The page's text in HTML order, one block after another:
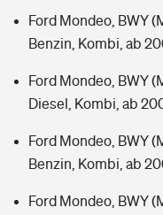
Ford Mondeo, BWY
Benzin, Kombi, ab
Ford Mondeo, BWY
Diesel, Kombi, ab
Ford Mondeo, BWY
Benzin, Kombi, ab
Ford Mondeo, BWY